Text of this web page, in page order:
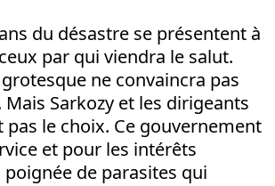
du désastre se présentent à
par qui viendra le salut.
ne convaincra pas
Sarkozy et les dirigeants
pas le choix. Ce gouvernement
et pour les intérêts
de parasites qui